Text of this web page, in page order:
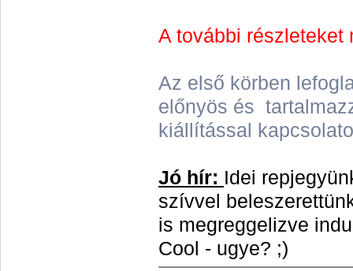
A további részleteket
Az első körben
előnyös és
kiállítással
Jó hír: Idei
szívvel
is megreggelizve
Cool - ugye? ;)